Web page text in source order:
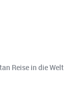
Reise in die Welt